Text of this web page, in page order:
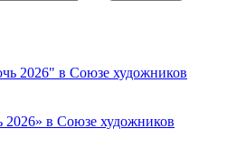
2026» в Союзе художников